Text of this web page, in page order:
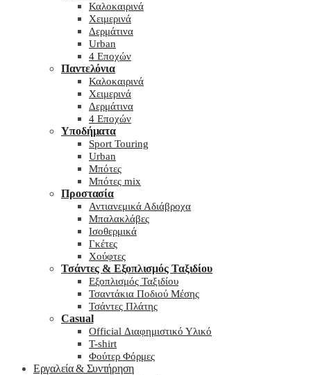
Καλοκαιρινά
Χειμερινά
Δερμάτινα
Urban
4 Εποχών
Παντελόνια
Καλοκαιρινά
Χειμερινά
Δερμάτινα
4 Εποχών
Υποδήματα
Sport Touring
Urban
Μπότες
Μπότες mix
Προστασία
Αντιανεμικά Αδιάβροχα
Μπαλακλάβες
Ισοθερμικά
Γκέτες
Χούφτες
Τσάντες & Εξοπλισμός Ταξιδίου
Εξοπλισμός Ταξιδίου
Τσαντάκια Ποδιού Μέσης
Τσάντες Πλάτης
Casual
Official Διαφημιστικό Υλικό
T-shirt
Φούτερ Φόρμες
Εργαλεία & Συντήρηση